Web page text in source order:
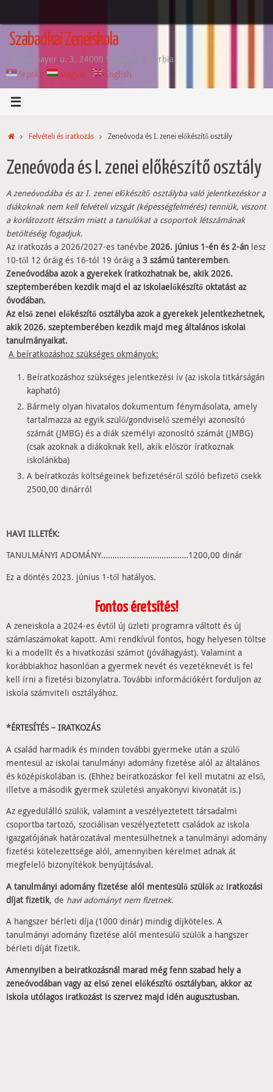
tartalomra
Szabadkai Zeneiskola
Strossmayer u. 3, 24000 Szabadka, Szerbia
Srpski
Magyar English
HomeFelvételi és iratkozás Zeneóvoda és I. zenei előkészítő osztály
Zeneóvoda és I. zenei előkészítő osztály
A zeneóvodába és az I. zenei előkészítő osztályba való jelentkezéskor a
diákoknak nem kell felvételi vizsgát (képességfelmérés) tenniük, viszont
a korlátozott létszám miatt a tanulókat a csoportok létszámának
betöltéséig fogadjuk.
Az iratkozás a 2026/2027-es tanévbe 2026. június 1-én és 2-án lesz
10-től 12 óráig és 16-tól 19 óráig a 3 számú tanteremben.
Zeneóvodába azok a gyerekek íratkozhatnak be, akik 2026.
szeptemberében kezdik majd el az iskolaelőkészítő oktatást az
óvodában.
Az első zenei előkészítő osztályba azok a gyerekek jelentkezhetnek,
akik 2026. szeptemberében kezdik majd meg általános iskolai
tanulmányaikat.
A beíratkozáshoz szükséges okmányok:
Beíratkozáshoz szükséges jelentkezési ív (az iskola titkárságán
kapható)
Bármelyolyan hivatalos dokumentum fénymásolata, amely
tartalmazza az egyik szülő/gondviselő személyi azonosító
számát (JMBG) és a diák személyi azonosító számát (JMBG)
(csak azoknak a diákoknak kell, akik először íratkoznak
iskolánkba)
A beíratkozás költségeinek befizetéséről szóló befizető csekk
2500,00 dinárról
HAVI ILLETÉK:
TANULMÁNYI ADOMÁNY…………………………………1200,00 dinár
Ez a döntés 2023. június 1-től hatályos.
Fontos éretsítés!
A zeneiskola a 2024-es évtől új üzleti programra váltott és új
számlaszámokat kapott. Ami rendkívül fontos, hogy helyesen töltse
ki a modellt és a hivatkozási számot (jóváhagyást). Valamint a
korábbiakhoz hasonlóan a gyermek nevét és vezetéknevét is fel
kell írni a fizetési bizonylatra. További információkért forduljon az
iskola számviteli osztályához.
*ÉRTESÍTÉS – IRATKOZÁS
A család harmadik és minden további gyermeke után a szülő
mentesül az iskolai tanulmányi adomány fizetése alól az általános
és középiskolában is. (Ehhez beiratkozáskor fel kell mutatni az első,
illetve a második gyermek születési anyakönyvi kivonatát is.)
Az egyedülálló szülők, valamint a veszélyeztetett társadalmi
csoportba tartozó, szociálisan veszélyeztetett családok az iskola
igazgatójának határozatával mentesülhetnek a tanulmányi adomány
fizetési kötelezettsége alól, amennyiben kérelmet adnak át
megfelelő bizonyítékok benyújtásával.
A tanulmányi adomány fizetése alól mentesülő szülőkaz iratkozási
díjat fizetik, de havi adományt nem fizetnek.
A hangszer bérleti díja (1000 dinár) mindig díjköteles. A
tanulmányi adomány fizetése alól mentesülő szülők a hangszer
bérleti díját fizetik.
Amennyiben a beiratkozásnál marad még fenn szabad hely a
zeneóvodában vagy az első zenei előkészítő osztályban, akkor az
iskola utólagos iratkozást is szervez majd idén augusztusban.